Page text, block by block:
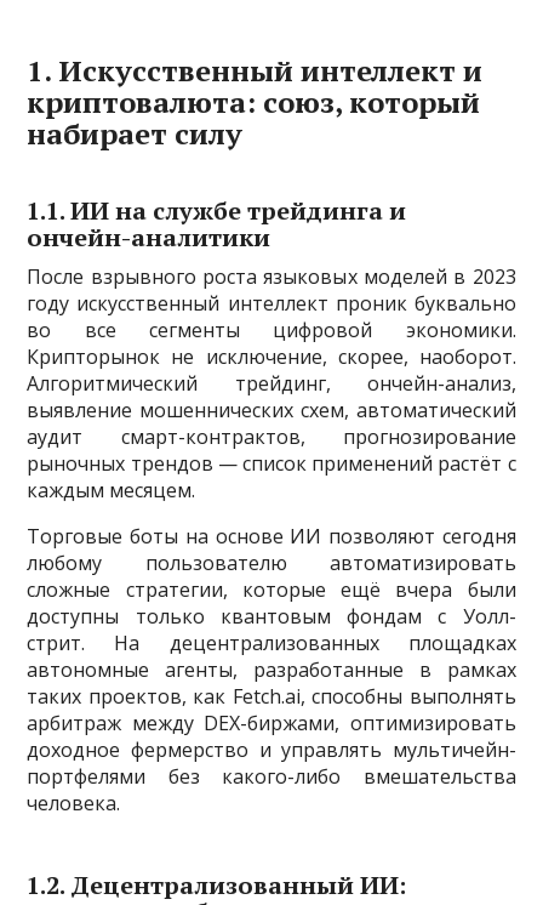
1. Искусственный интеллект и
криптовалюта: союз, который
набирает силу
1.1. ИИ на службе трейдинга и
ончейн-аналитики
После взрывного роста языковых моделей в 2023
году искусственный интеллект проник буквально
во все сегменты цифровой экономики.
Крипторынок не исключение, скорее, наоборот.
Алгоритмический трейдинг, ончейн-анализ,
выявление мошеннических схем, автоматический
аудит смарт-контрактов, прогнозирование
рыночных трендов — список применений растёт с
каждым месяцем.
Торговые боты на основе ИИ позволяют сегодня
любому пользователю автоматизировать
сложные стратегии, которые ещё вчера были
доступны только квантовым фондам с Уолл-
стрит. На децентрализованных площадках
автономные агенты, разработанные в рамках
таких проектов, как Fetch.ai, способны выполнять
арбитраж между DEX-биржами, оптимизировать
доходное фермерство и управлять мультичейн-
портфелями без какого-либо вмешательства
человека.
1.2. Децентрализованный ИИ: